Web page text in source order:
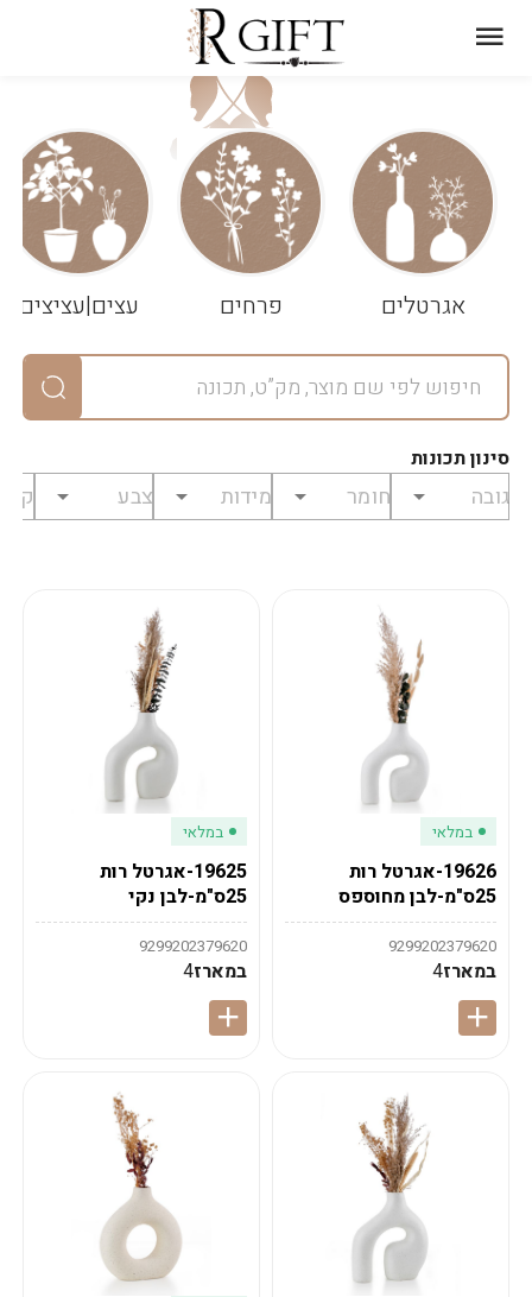
אגרטלים פרחים עצים|עציצים
סינון תכונות
במלאי
19626-אגרטל רות
25ס"מ-לבן מחוספס
9299202379620
במארז4
במלאי
19625-אגרטל רות
25ס"מ-לבן נקי
9299202379620
במארז4
עגלת
שלך
ניקוי
הסל
במארז
מחיר
לפני
₪0
לתשלום